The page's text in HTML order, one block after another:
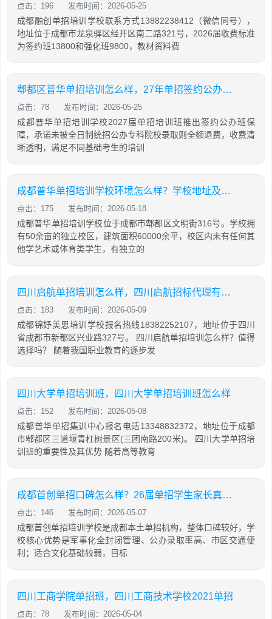
点击：196 发布时间：2026-05-25
成都融创单招培训学校联系方式13882238412（微信同号），
地址位于成都市龙泉驿区经开区南二路321号，2026届收费标准
为签约班13800和强化班9800，教材资料费
郫都区普华单招培训怎么样，27年单招签约公办，未录取全额退费，是真实的吗
点击：78 发布时间：2026-05-25
成都普华单招培训学校2027届单招培训班推出签约公办班保
障，承诺未被全日制统招公办专科院校录取则全额退费，收费清
晰透明，满足不同基础考生的培训
成都普华单招培训学校环境怎么样？学校地址及报名方式
点击：175 发布时间：2026-05-18
成都普华单招培训学校位于成都市郫都区文明街316号。学校拥
有50余亩的独立校区，建筑面积60000余平，校区内未有任何其
他学艺术或体育类学生，有独立的
四川启航单招培训怎么样，四川启航招标代理有限公司
点击：183 发布时间：2026-05-09
成都锦妤美思培训学校报名热线18382252107，地址位于四川
省成都市新都区兴业路327号。 四川启航单招培训怎么样？值得
选择吗？ 随着我国职业教育的逐步发
四川大学单招培训班，四川大学单招培训班怎么样
点击：152 发布时间：2026-05-08
成都普华单招集训中心报名电话13348832372，地址位于成都
市郫都区三道堰青杠树景区(三团南路200米)。 四川大学单招培
训班的重要性及其优势 随着高等教育
成都首创单招口碑怎么样？26届单招学生家长真实评价
点击：146 发布时间：2026-05-07
成都首创单招培训学校是成都本土单招机构，整体口碑较好，学
校核心优势是军事化全封闭管理、公办录取率高、市区交通便
利；适合文化基础较弱，目标
四川工商学院单招班，四川工商技术学校2021单招
点击：78 发布时间：2026-05-04